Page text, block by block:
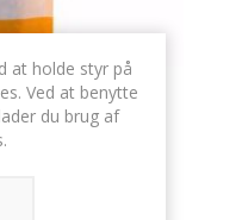
at holde styr på
Ved at benytte
du brug af